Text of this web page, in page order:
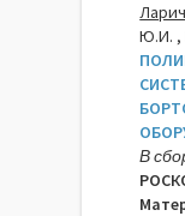
Ю.И. ,
В